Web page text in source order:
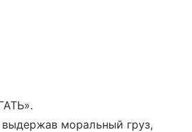
моральный груз,